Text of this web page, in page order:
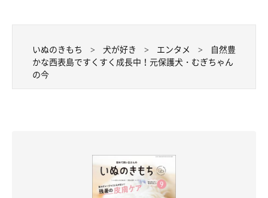
いぬのきもち 犬が好き エンタメ
自然豊
かな西表島ですくすく成長中！元保護犬・むぎちゃん
の今